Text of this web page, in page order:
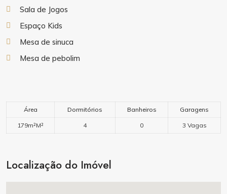
Sala de Jogos
Espaço Kids
Mesa de sinuca
Mesa de pebolim
Área Dormitórios Banheiros Garagens
179m²M² 4 0 3 Vagas
Localização do Imóvel